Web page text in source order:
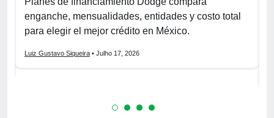
enganche, mensualidades, entidades y costo total
para elegir el mejor crédito en México.
Luiz Gustavo Siqueira • Julho 17, 2026